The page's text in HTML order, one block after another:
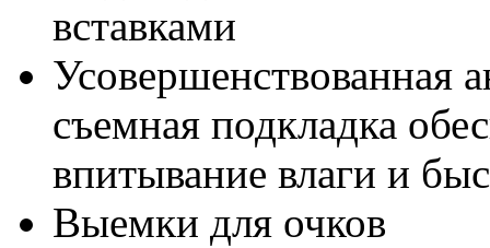
вставками
Усовершенствованная
съемная подкладка
впитывание влаги и
Выемки для очков